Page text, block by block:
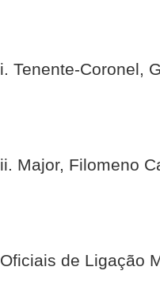
i. Tenente-Coronel,
ii. Major, Filomeno
Oficiais de Ligação